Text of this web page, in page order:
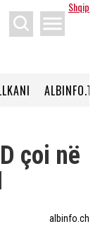
Shqip
menu
ALBINFO.TV
çoi në
albinfo.ch